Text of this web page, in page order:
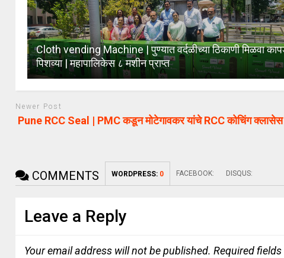
Cloth vending Machine | पुण्यात वर्दळीच्या ठिकाणी मिळवा
पिशव्या | महापालिकेस ८ मशीन प्राप्त
Newer Post
Pune RCC Seal | PMC कडून मोटेगावकर यांचे RCC कोचिंग
COMMENTS WORDPRESS: 0 FACEBOOK: DISQUS:
Leave a Reply
Your email address will not be published. Required